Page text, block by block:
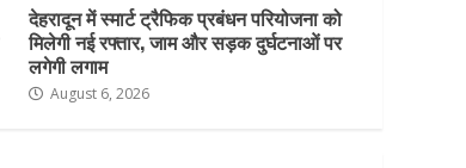
देहरादून में स्मार्ट ट्रैफिक प्रबंधन परियोजना को
मिलेगी नई रफ्तार, जाम और सड़क दुर्घटनाओं पर
लगेगी लगाम
August 6, 2026